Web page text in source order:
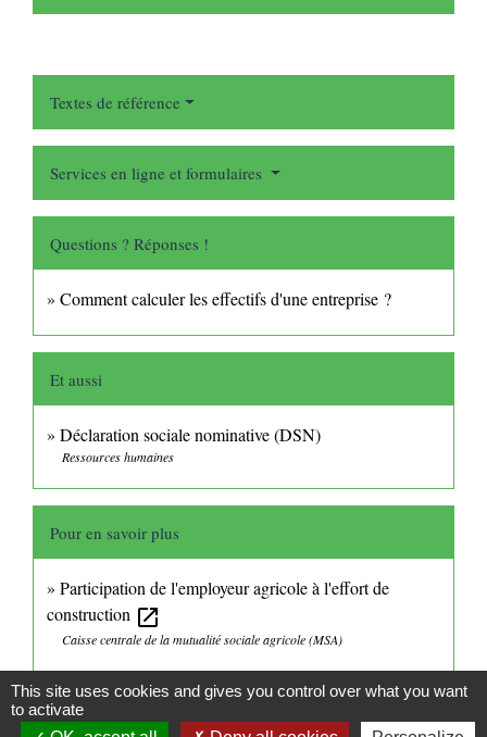
Textes de référence
Services en ligne et formulaires
Questions ? Réponses !
Comment calculer les effectifs d'une entreprise ?
Et aussi
Déclaration sociale nominative (DSN)
Ressources humaines
Pour en savoir plus
Participation de l'employeur agricole à l'effort de
construction open_in_new
Caisse centrale de la mutualité sociale agricole (MSA)
Signaler une erreur sur cette page
This site uses cookies and gives you control over what you want
to activate